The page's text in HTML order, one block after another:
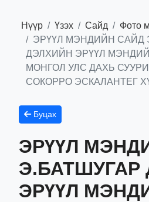
Нүүр Үзэх Сайд
Фото
ЭРҮҮЛ МЭНДИЙН САЙД
ДЭЛХИЙН ЭРҮҮЛ
МОНГОЛ УЛС ДАХЬ
СОКОРРО ЭСКАЛАНТЕГ
Буцах
ЭРҮҮЛ
Э.БАТШУГАР
ЭРҮҮЛ